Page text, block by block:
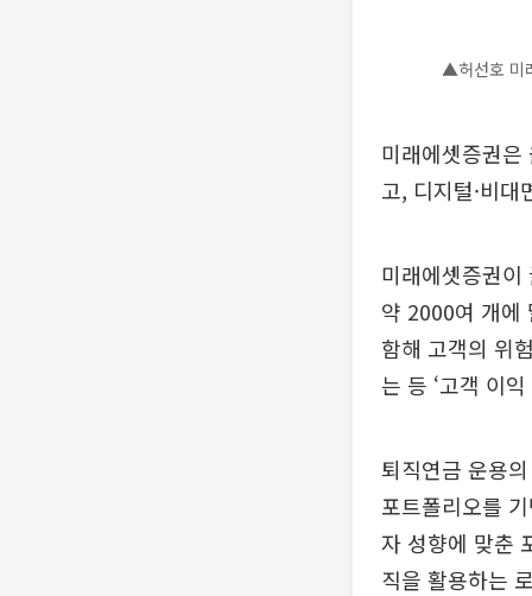
▲허선호 미
미래에셋증권
고, 디지털·비
미래에셋증권
약 2000여 개에
함해 고객의 위
는 등 ‘고객 이
퇴직연금 운용
포트폴리오를
자 성향에 맞춘
직을 활용하는